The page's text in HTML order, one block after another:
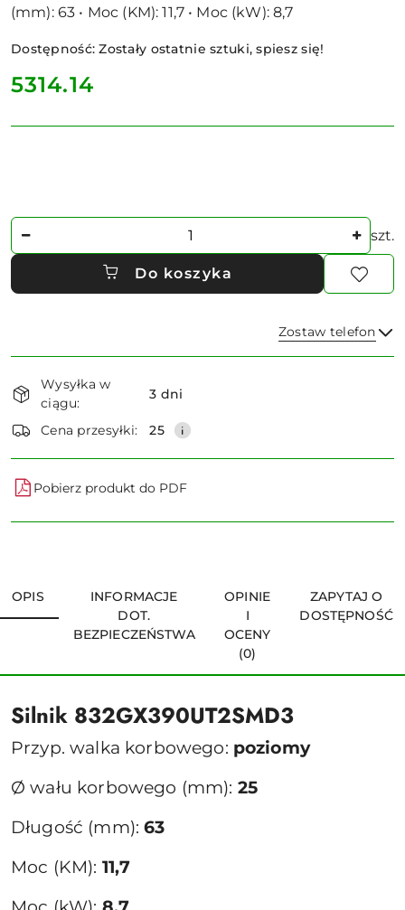
(mm): 63 • Moc (KM): 11,7 • Moc (kW): 8,7
Dostępność:Zostały ostatnie sztuki, spiesz się!
cena:
5314.14
Ilość szt.
Do koszyka
Zostaw telefon
i
dostawa
Wysyłka w
ciągu:
3 dni
Cena przesyłki: 25
Pobierz produkt do PDF
OPIS
INFORMACJE
DOT.
BEZPIECZEŃSTWA
OPINIE
I
OCENY
(0)
ZAPYTAJ O
DOSTĘPNOŚĆ
Silnik 832GX390UT2SMD3
Przyp. walka korbowego: poziomy
Ø wału korbowego (mm): 25
Długość (mm):63
Moc (KM): 11,7